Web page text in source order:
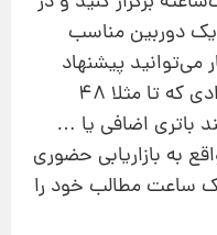
دوربین مناسب
می‌توانید پیشنهاد
بدهید که از خودتان بخرند و افرادی که تا مثلا 48
باتری اضافی یا …
به بازاریابی حضوری
ساعت مطالب خود را